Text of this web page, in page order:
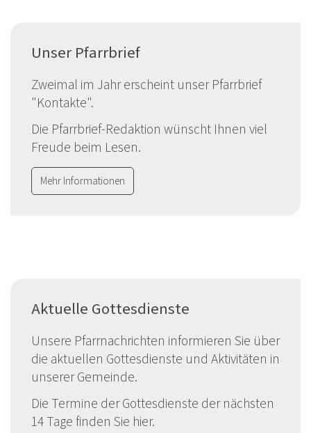
Unser Pfarrbrief
Zweimal im Jahr erscheint unser Pfarrbrief
"Kontakte".
Die Pfarrbrief-Redaktion wünscht Ihnen viel
Freude beim Lesen.
Mehr Informationen
Aktuelle Gottesdienste
Unsere Pfarrnachrichten informieren Sie über
die aktuellen Gottesdienste und Aktivitäten in
unserer Gemeinde.
Die Termine der Gottesdienste der nächsten
14 Tage finden Sie hier.